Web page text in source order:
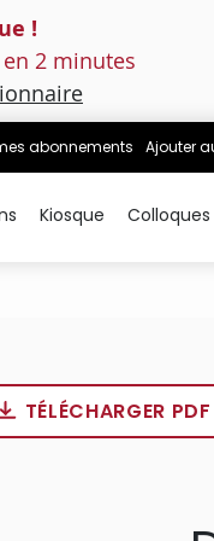
!
2 minutes
abonnements Ajouter
Kiosque Colloques
TÉLÉCHARGER PDF